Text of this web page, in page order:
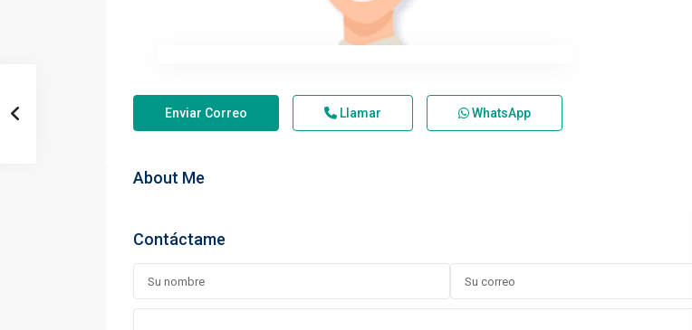
Enviar Correo Llamar WhatsApp
About Me
Contáctame